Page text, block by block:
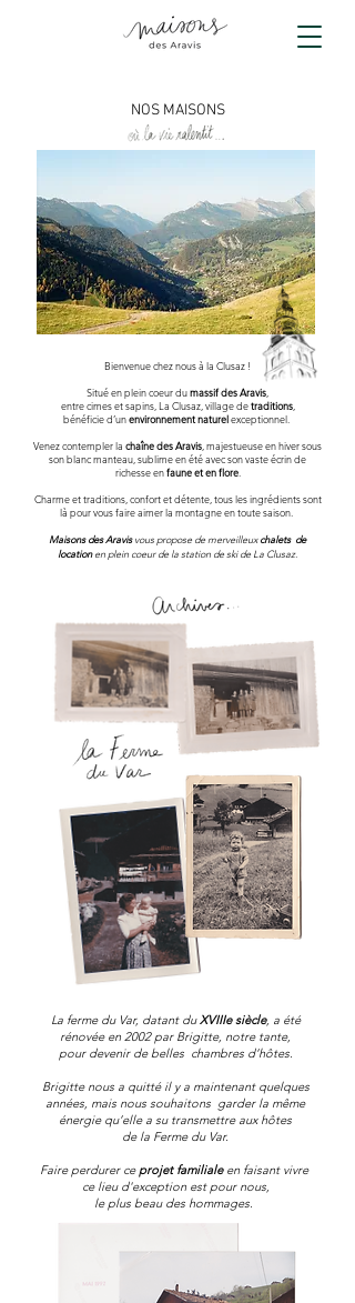
NOS MAISONS
Bienvenue chez nous à la Clusaz !
Situé en plein coeur dumassif des Aravis
entre cimes et sapins, La Clusaz, village detraditions,
bénéficie d’unenvironnement naturelexceptionnel.
Venez contempler la chaîne des Aravis , majestueuse en hiver sous
son blanc manteau, sublime en été avec son vaste écrin de
richesse enfaune et en flore.
Charme et traditions, confort et détente, tous les ingrédients sont
là pour vous faire aimer la montagne en toute saison.
Maisons des Aravisvous propose de merveilleuxchalets de
location en plein coeurde la station de skide La Clusaz.
La ferme du Var, datant duXVIIIe siècle, aété
rénovée en 2002par Brigitte, notre tante,
pour devenir de belles chambres d’hôtes.
Brigitte nous a quitté il y a maintenant quelques
années, mais nous souhaitons garder la même
énergie qu’elle a su transmettre aux hôtes
de la Ferme du Var.
Faire perdurer ceprojet familiale en faisant vivre
ce lieu d'exceptionest pour nous,
le plus beau des hommages.